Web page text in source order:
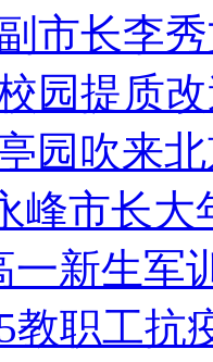
市长李
园提质
园吹来
峰市长
一新生军
教职工抗